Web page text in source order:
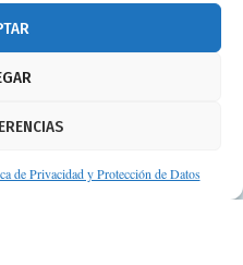
de Privacidad y Protección de Datos